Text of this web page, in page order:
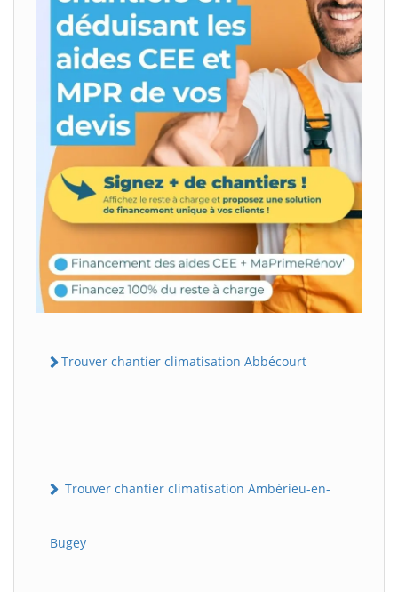
Trouver chantier climatisation Abbécourt
Trouver chantier climatisation Ambérieu-en-
Bugey